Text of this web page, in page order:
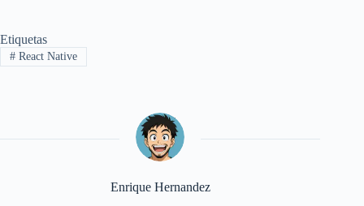
Etiquetas
#React Native
Enrique Hernandez